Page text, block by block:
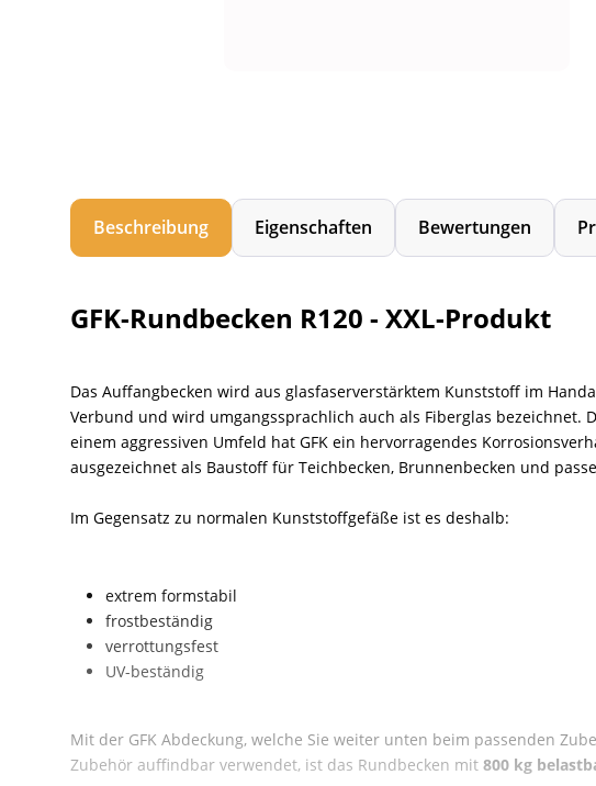
Beschreibung Eigenschaften Bewertungen
GFK-Rundbecken R120 - XXL-Produkt
Das Auffangbecken wird aus glasfaserverstärktem Kunststoff im
Verbund und wird umgangssprachlich auch als Fiberglas
einem aggressiven Umfeld hat GFK ein hervorragendes
ausgezeichnet als Baustoff für Teichbecken, Brunnenbecken und
Im Gegensatz zu normalen Kunststoffgefäße ist es deshalb:
extrem formstabil
frostbeständig
verrottungsfest
UV-beständig
Mit der GFK Abdeckung, welche Sie weiter unten beim passenden
Zubehör auffindbar verwendet, ist das Rundbecken mit 800 kg